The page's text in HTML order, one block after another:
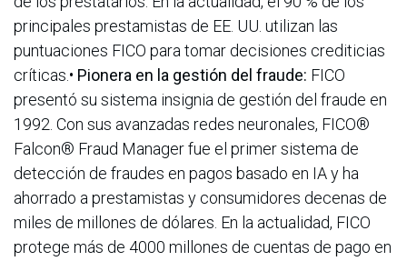
principales prestamistas de EE. UU. utilizan las
puntuaciones FICO para tomar decisiones crediticias
críticas.• Pionera en la gestión del fraude: FICO
presentó su sistema insignia de gestión del fraude en
1992. Con sus avanzadas redes neuronales, FICO®
Falcon® Fraud Manager fue el primer sistema de
detección de fraudes en pagos basado en IA y ha
ahorrado a prestamistas y consumidores decenas de
miles de millones de dólares. En la actualidad, FICO
protege más de 4000 millones de cuentas de pago en